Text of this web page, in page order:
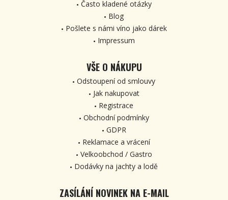
Často kladené otázky
Blog
Pošlete s námi víno jako dárek
Impressum
VŠE O NÁKUPU
Odstoupení od smlouvy
Jak nakupovat
Registrace
Obchodní podmínky
GDPR
Reklamace a vrácení
Velkoobchod / Gastro
Dodávky na jachty a lodě
ZASÍLÁNÍ NOVINEK NA E-MAIL